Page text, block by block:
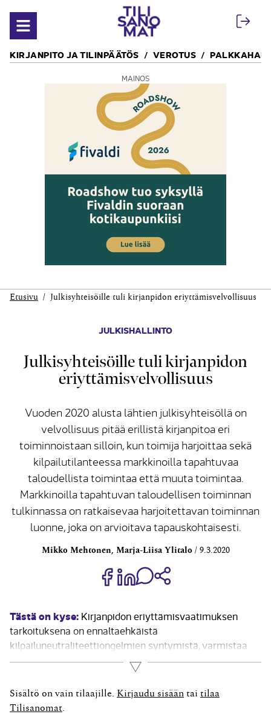
Avaa valikko
KIRJANPITO JA TILINPÄÄTÖS VEROTUS
MAINOS
Etusivu Julkisyhteisöille tuli kirjanpidon eriyttämisvelvollisuus
JULKISHALLINTO
Julkisyhteisöille tuli kirjanpidon
eriyttämisvelvollisuus
Vuoden 2020 alusta lähtien julkisyhteisöllä on
velvollisuus pitää erillistä kirjanpitoa eri
toiminnoistaan silloin, kun toimija harjoittaa sekä
kilpailutilanteessa markkinoilla tapahtuvaa
taloudellista toimintaa että muuta toimintaa.
Markkinoilla tapahtuvan taloudellisen toiminnan
tulkinnassa on ratkaisevaa harjoitettavan toiminnan
luonne, joka on arvioitava tapauskohtaisesti.
Mikko Mehtonen, Marja-Liisa Ylitalo 9.3.2020
Jaa Share on Facebook
Jaa Share on LinkedIn
Jaa WhatsApp-viestinä
Tästä on kyse: Kirjanpidon eriyttämisvaatimuksen
tarkoituksena on ennaltaehkäistä
kilpailuneutraliteettiongelmien syntymistä, varmistaa
lainsäädännön noudattamista ja parantaa
viranomaisvalvonnan edellytyksiä. Eriyttäminen luo
myös edellytyksiä toiminnan kannattavuuden ja
hinnoittelun kustannusperusteisuuden varmistamiseen
Lue lisää
Sisältö on vain tilaajille. Kirjaudu sisään tai tilaa
Tilisanomat